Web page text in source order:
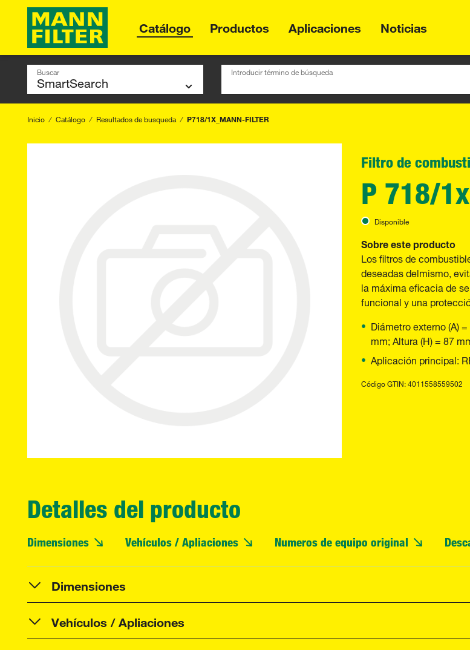
Catálogo Productos Aplicaciones Noticias
Buscar Introducir término de búsqueda
Inicio Catálogo Resultados de busqueda P718/1X_MANN-FILTER
Filtro de
P 718/1x
Disponible
Sobre este producto
Los filtros de
deseadas delmismo,
la máxima eficacia de
funcional y una
Diámetro externo (A)
mm; Altura (H) = 87
Aplicación principal:
Código GTIN: 4011558559502
Detalles del producto
Dimensiones Vehículos / Apliaciones Numeros de equipo original
Dimensiones
Vehículos / Apliaciones